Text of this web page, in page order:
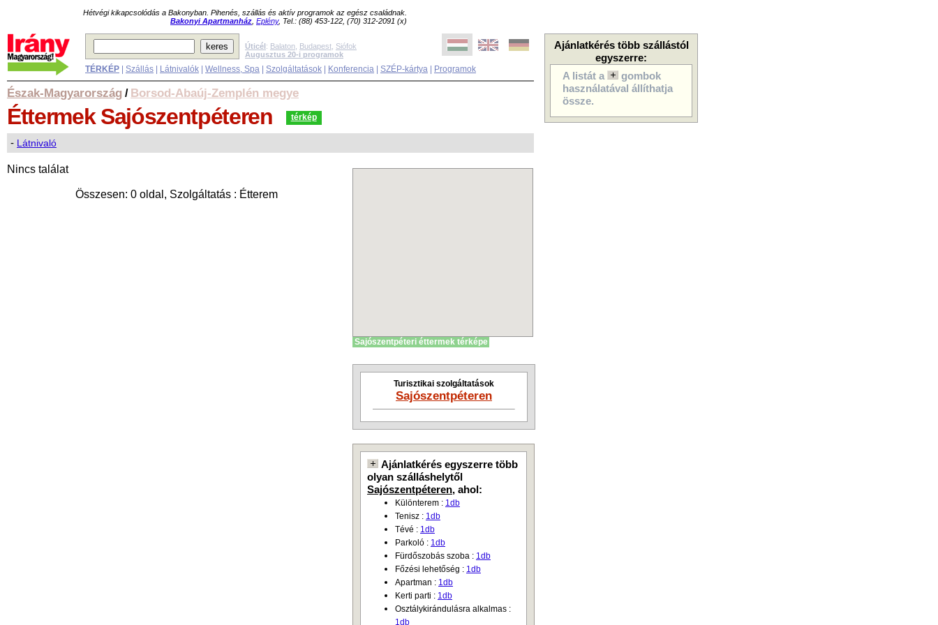
Hétvégi kikapcsolódás a Bakonyban. Pihenés, szállás és aktív programok az egész családnak.
Bakonyi Apartmanház Eplény, Tel.: (88) 453-122, (70) 312-2091 (x)
Ajánlatkérés több szállástól
egyszerre:
A listát a
gombok
használatával állíthatja
össze.
Úticél: Balaton Budapest Siófok
Augusztus 20-i programok
TÉRKÉP Szállás Látnivalók Wellness, Spa Szolgáltatások Konferencia SZÉP-kártya Programok
Észak-Magyarország / Borsod-Abaúj-Zemplén megye
Éttermek Sajószentpéteren térkép
- Látnivaló
Nincs találat
Összesen: 0 oldal, Szolgáltatás : Étterem
Sajószentpéteri éttermek térképe
Turisztikai szolgáltatások
Sajószentpéteren
Ajánlatkérés egyszerre több
olyan szálláshelytől
Sajószentpéteren, ahol:
Különterem : 1db
Tenisz : 1db
Tévé : 1db
Parkoló : 1db
Fürdőszobás szoba : 1db
Főzési lehetőség : 1db
Apartman : 1db
Kerti parti : 1db
Osztálykirándulásra alkalmas :
1db